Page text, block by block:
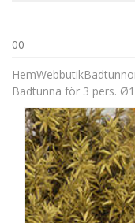
00
HemWebbutik
Badtunna för 3 pers.